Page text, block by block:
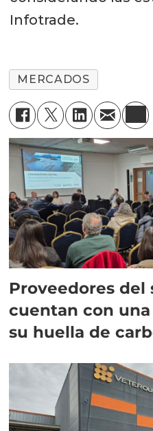
Infotrade.
MERCADOS
Proveedores del
cuentan con
su huella de